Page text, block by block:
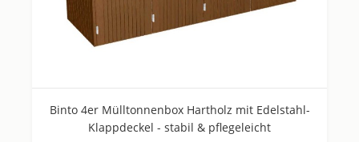
Binto 4er Mülltonnenbox Hartholz mit Edelstahl-
Klappdeckel - stabil & pflegeleicht